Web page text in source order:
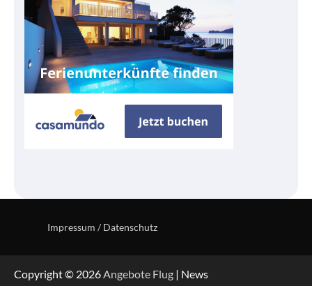
Impressum / Datenschutz
Copyright © 2026Angebote Flug | News